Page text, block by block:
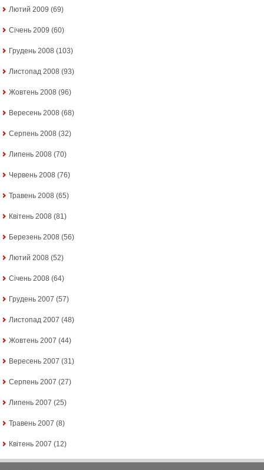
Лютий 2009 (69)
Січень 2009 (60)
Грудень 2008 (103)
Листопад 2008 (93)
Жовтень 2008 (96)
Вересень 2008 (68)
Серпень 2008 (32)
Липень 2008 (70)
Червень 2008 (76)
Травень 2008 (65)
Квітень 2008 (81)
Березень 2008 (56)
Лютий 2008 (52)
Січень 2008 (64)
Грудень 2007 (57)
Листопад 2007 (48)
Жовтень 2007 (44)
Вересень 2007 (31)
Серпень 2007 (27)
Липень 2007 (25)
Травень 2007 (8)
Квітень 2007 (12)